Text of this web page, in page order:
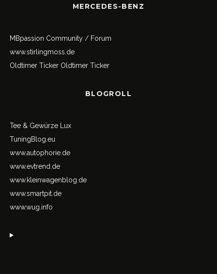
MERCEDES-BENZ
MBpassion Community / Forum
www.stirlingmoss.de
Oldtimer Ticker Oldtimer Ticker
BLOGROLL
Tee & Gewürze Lux
TuningBlog.eu
www.autophorie.de
www.evtrend.de
www.kleinwagenblog.de
www.smartpit.de
www.wug.info